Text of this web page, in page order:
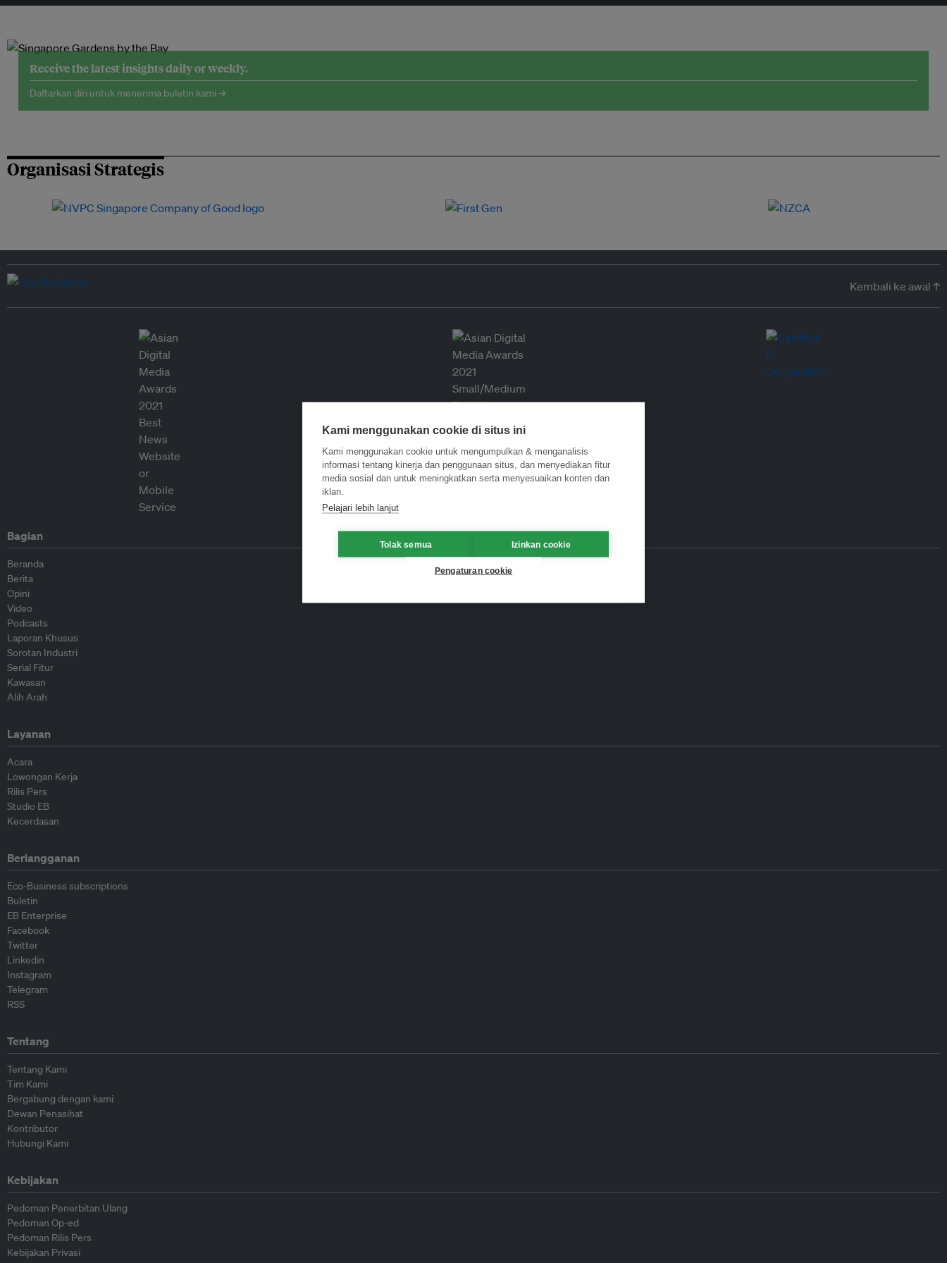
Receive the latest insights daily or weekly.
Daftarkan diri untuk menerima buletin kami →
Organisasi Strategis
Kembali ke awal ↑
Bagian
Beranda
Berita
Opini
Video
Podcasts
Laporan Khusus
Sorotan Industri
Serial Fitur
Kawasan
Alih Arah
Layanan
Acara
Lowongan Kerja
Rilis Pers
Studio EB
Kecerdasan
Berlangganan
Eco-Business subscriptions
Buletin
EB Enterprise
Facebook
Twitter
Linkedin
Instagram
Telegram
RSS
Tentang
Tentang Kami
Tim Kami
Bergabung dengan kami
Dewan Penasihat
Kontributor
Hubungi Kami
Kebijakan
Pedoman Penerbitan Ulang
Pedoman Op-ed
Pedoman Rilis Pers
Kebijakan Privasi
Kami menggunakan cookie di situs ini
Kami menggunakan cookie untuk mengumpulkan & menganalisis
informasi tentang kinerja dan penggunaan situs, dan menyediakan fitur
media sosial dan untuk meningkatkan serta menyesuaikan konten dan
iklan.
Pelajari lebih lanjut
Tolak semua Izinkan cookie
Pengaturan cookie